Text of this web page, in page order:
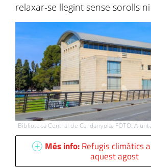
relaxar-se llegint sense sorolls
Biblioteca Central de Cerdanyola. FOTO:
Més info:Refugis climàtics
aquest agost